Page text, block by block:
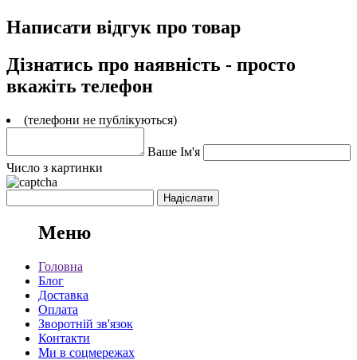
Написати відгук про товар
Дізнатись про наявність - просто
вкажіть телефон
(телефони не публікуються)
Ваше Ім'я
Число з картинки
Меню
Головна
Блог
Доставка
Оплата
Зворотній зв'язок
Контакти
Ми в соцмережах